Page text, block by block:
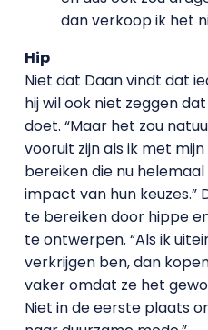
dan verkoop ik het
Hip
Niet dat Daan vindt dat
hij wil ook niet zeggen
doet. “Maar het zou
vooruit zijn als ik met
bereiken die nu
impact van hun keuzes.”
te bereiken door hippe
te ontwerpen. “Als ik
verkrijgen ben, dan
vaker omdat ze het
Niet in de eerste plaats